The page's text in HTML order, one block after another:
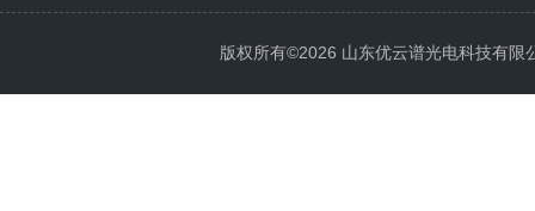
版权所有©2026 山东优云谱光电科技有